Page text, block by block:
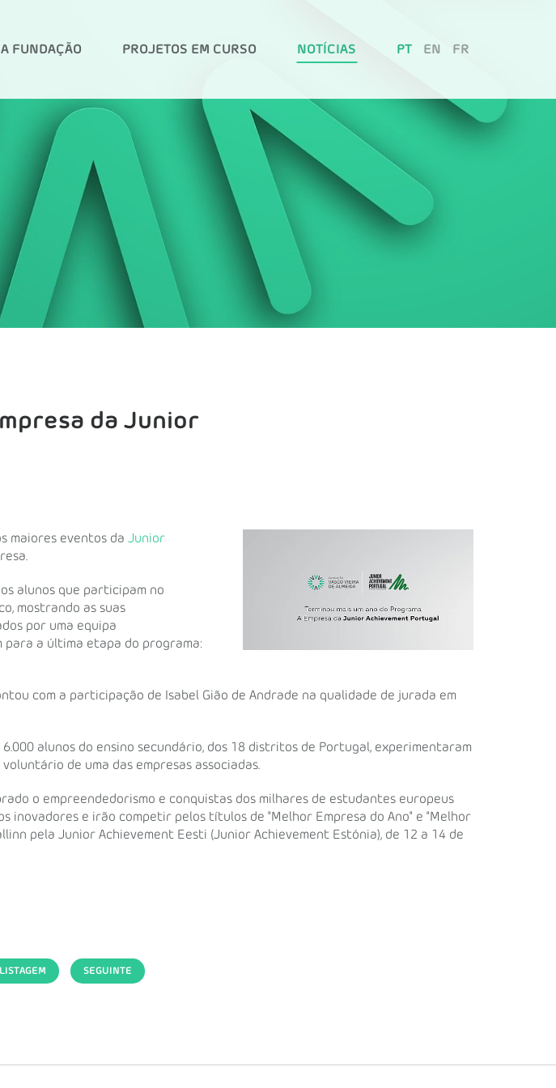
A FUNDAÇÃO PROJETOS EM CURSO NOTÍCIAS PT EN FR
da Junior
maiores eventos da Junior
alunos que participam no
mostrando as suas
por uma equipa
para a última etapa do programa:
com a participação de Isabel Gião de Andrade na qualidade de jurada em
alunos do ensino secundário, dos 18 distritos de Portugal, experimentaram
de uma das empresas associadas.
o empreendedorismo e conquistas dos milhares de estudantes europeus
inovadores e irão competir pelos títulos de "Melhor Empresa do Ano" e "Melhor
pela Junior Achievement Eesti (Junior Achievement Estónia), de 12 a 14 de
SEGUINTE